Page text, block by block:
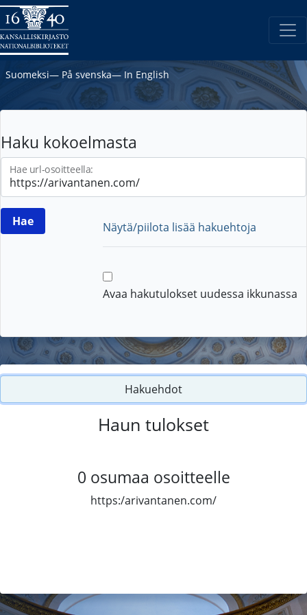
Suomeksi― På svenska― In English
Haku kokoelmasta
Hae url-osoitteella:
Näytä/piilota lisää hakuehtoja
Avaa hakutulokset uudessa ikkunassa
Hakuehdot
Haun tulokset
0 osumaa osoitteelle
https:/arivantanen.com/